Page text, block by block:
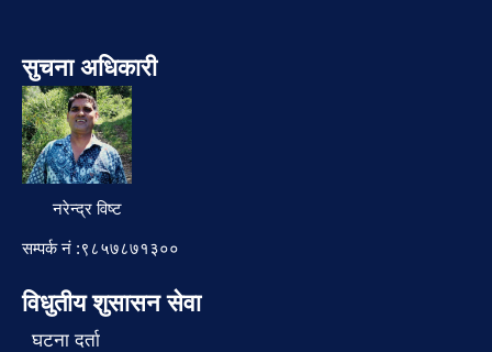
सुचना अधिकारी
नरेन्द्र विष्ट
सम्पर्क नं :९८५७८७१३००
विधुतीय शुसासन सेवा
घटना दर्ता